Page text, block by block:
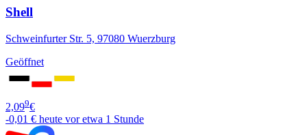
Shell
Schweinfurter Str. 5, 97080 Wuerzburg
Geöffnet
2,099€
-0,01 € heute vor etwa 1 Stunde